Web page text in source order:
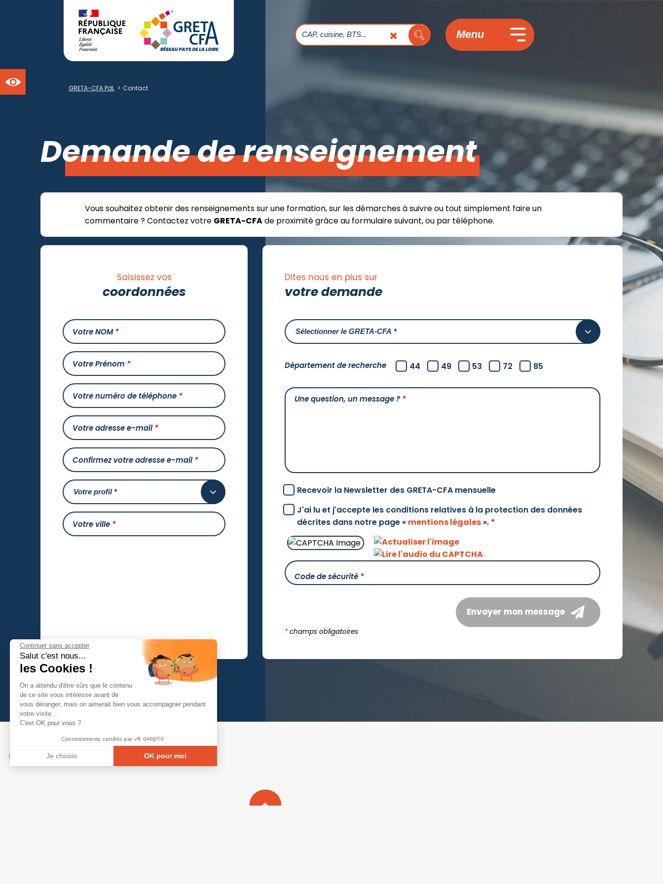
GRETA-CFA PdL > Contact
Menu
Demande de renseignement
Vous souhaitez obtenir des renseignements sur une formation, sur les démarches à suivre ou tout simplement faire un
commentaire ? Contactez votre GRETA-CFAde proximité grâce au formulaire suivant, ou par téléphone.
Saisissez vos
coordonnées
Votre NOM*
Votre Prénom *
Votre numéro de téléphone *
Votre adresse e-mail*
Confirmez votre adresse e-mail*
Votre ville *
Dites nous en plus sur
votre demande
Département de recherche 44 49 53 72 85
Une question, un message ? *
Recevoir la Newsletter des GRETA-CFA mensuelle
J'ai lu et j'accepte les conditions relatives à la protection des données
décrites dans notre page « mentions légales ». *
Code de sécurité *
Envoyer mon message
*champs obligatoires
Ouvrir la barre d'outils
Continuer sans accepter
Salut c'est nous...
les Cookies !
On a attendu d'être sûrs que le contenu
de ce site vous intéresse avant de
vous déranger, mais on aimerait bien vous accompagner pendant
votre visite...
C'est OK pour vous ?
Consentements certifiés par
Je choisis OK pour moi
Notre plateforme vous permet d'adapter et de gérer vos paramètres de confidentialité, en garantissant la conformité avec les réglementations.